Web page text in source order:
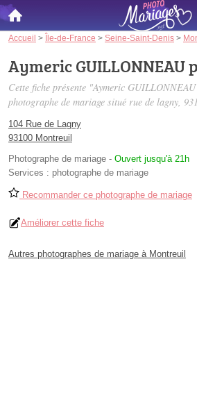
Accueil > Île-de-France > Seine-Saint-Denis >
Aymeric GUILLONNEAU
Cette fiche présente "Aymeric
photographe de mariage situé rue de lagny,
104 Rue de Lagny
93100 Montreuil
Photographe de mariage - Ouvert jusqu'à 21h
Services : photographe de mariage
Recommander ce photographe de mariage
Améliorer cette fiche
Autres photographes de mariage à Montreuil